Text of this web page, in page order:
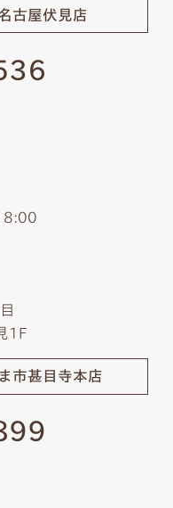
古屋伏見店
1F
市甚目寺本店